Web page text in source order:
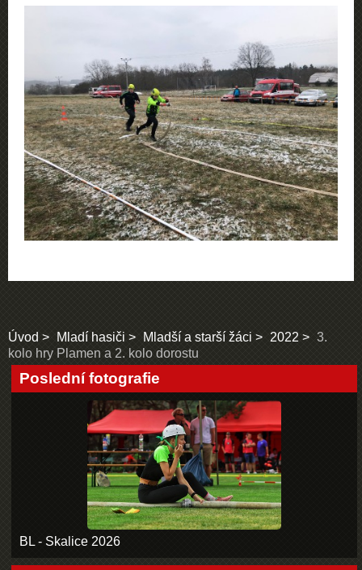
Úvod Mladí hasiči Mladší a starší žáci 2022
3.
kolo hry Plamen a 2. kolo dorostu
Poslední fotografie
BL - Skalice 2026